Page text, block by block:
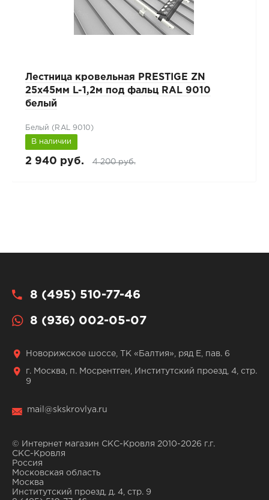
Лестница кровельная PRESTIGE ZN
25x45мм L-1,2м под фальц RAL 9010
белый
Белый (RAL 9010)
В наличии
2 940 руб. 4 200 руб.
8 (495) 510-77-46
8 (936) 002-05-07
Новорижское шоссе, ТК «Балтия», ряд Е, пав. 6
г. Москва, п. Мосрентген, Институтский проезд, 4, стр.
9
mail@skskrovlya.ru
© Интернет магазин СКС-Кровля 2010-2026 г.г.
СКС-Кровля
Россия
Московская область
Москва
Институтский проезд, д. 4, стр. 9